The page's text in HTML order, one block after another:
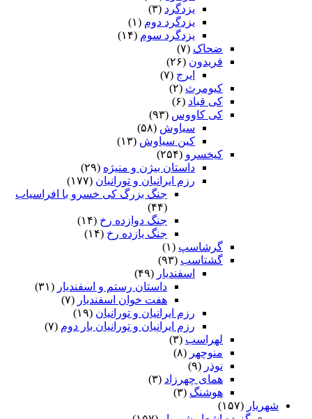
یزدگرد (۳)
یزدگرد دوم (۱)
یزدگرد سوم (۱۴)
ضحاک (۷)
فریدون (۲۶)
ایرج (۷)
کیومرث (۲)
کی قباد (۶)
کی کاووس (۹۳)
سیاوش (۵۸)
کین سیاوش (۱۳)
کیخسرو (۲۵۴)
داستان بیژن و منیژه (۲۹)
رزم ایرانیان و تورانیان (۱۷۷)
جنگ بزرگ کی خسرو با افراسیاب
(۴۴)
جنگ دوازده رخ (۱۴)
جنگ یازده رخ (۱۴)
گرشاسپ (۱)
گشتاسب (۹۳)
اسفندیار (۴۹)
داستان رستم و اسفندیار (۳۱)
هفت خوان اسفندیار (۷)
رزم ایرانیان و تورانیان (۱۹)
رزم ایرانیان و تورانیان بار دوم (۷)
لهراسب (۳)
منوچهر (۸)
نوذر (۹)
هماى چهرزاد (۳)
هوشنگ (۳)
شهریار (۱۵۷)